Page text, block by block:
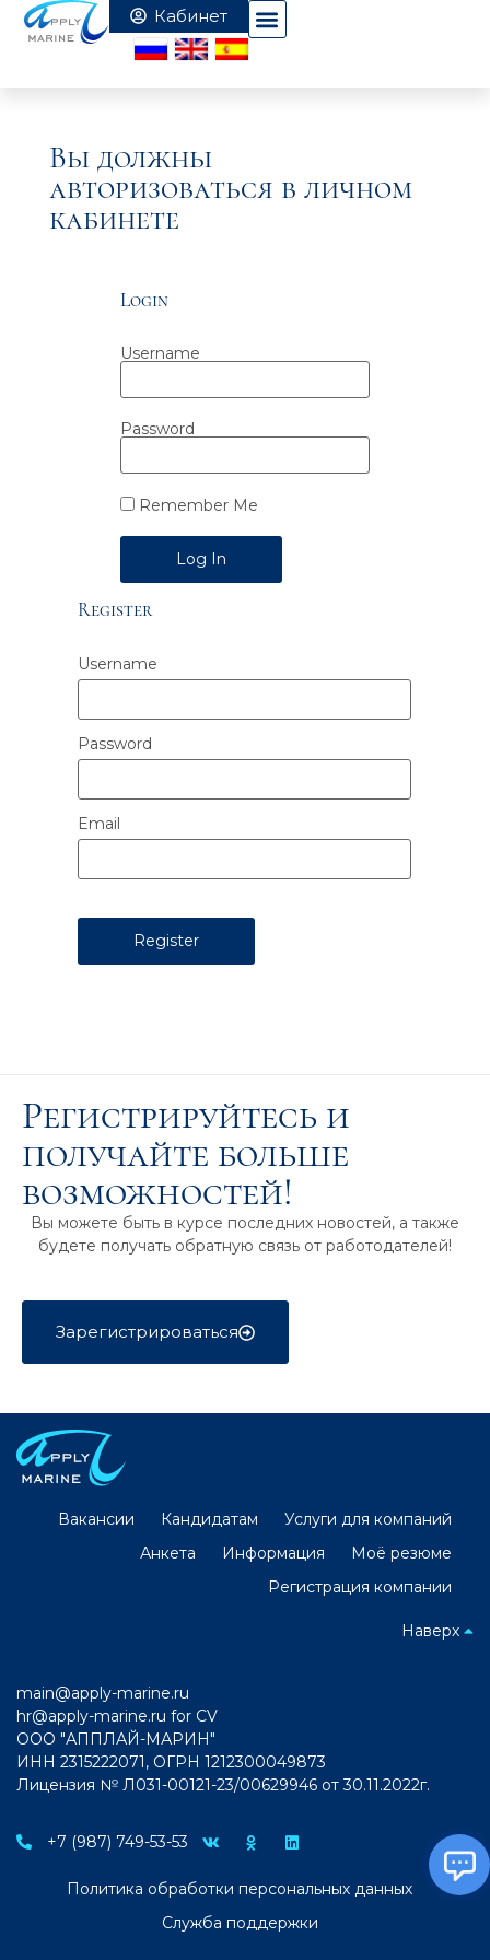
Вы должны
авторизоваться в личном
кабинете
Login
Username
Password
Remember Me
Alternative:
Register
Username
Password
Email
Регистрируйтесь и
получайте больше
возможностей!
Вы можете быть в курсе последних новостей, а также
будете получать обратную связь от работодателей!
Зарегистрироваться
Вакансии Кандидатам
Услуги для компаний
Анкета
Информация
Моё резюме
Регистрация компании
Наверх
main@apply-marine.ru
hr@apply-marine.ru for CV
ООО "АППЛАЙ-МАРИН"
ИНН 2315222071, ОГРН 1212300049873
Лицензия № Л031-00121-23/00629946 от 30.11.2022г.
+7 (987) 749-53-53
Политика обработки персональных данных
Служба поддержки